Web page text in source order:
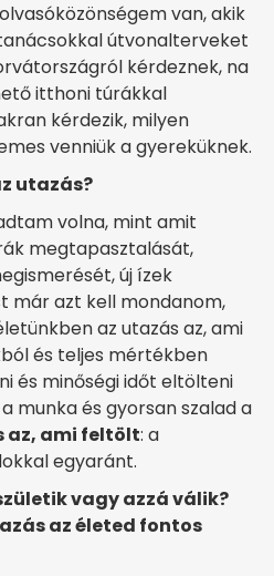
van, akik
útvonalterveket
kérdeznek, na
itthoni túrákkal
kérdezik, milyen
venniük a gyereküknek.
utazás?
volna, mint amit
megtapasztalását,
új ízek
már azt kell mondanom,
az utazás az, ami
és teljes mértékben
és minőségi időt eltölteni
munka és gyorsan szalad a
az, ami feltölt: a
egyaránt.
vagy azzá válik?
az életed fontos